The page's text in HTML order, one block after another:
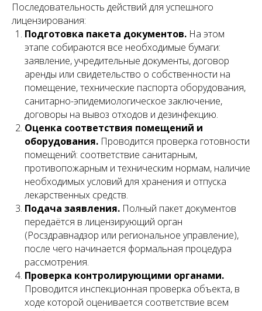
Последовательность действий для успешного
лицензирования:
Подготовка пакета документов. На этом
этапе собираются все необходимые бумаги:
заявление, учредительные документы, договор
аренды или свидетельство о собственности на
помещение, технические паспорта оборудования,
санитарно-эпидемиологическое заключение,
договоры на вывоз отходов и дезинфекцию.
Оценка соответствия помещений и
оборудования. Проводится проверка готовности
помещений: соответствие санитарным,
противопожарным и техническим нормам, наличие
необходимых условий для хранения и отпуска
лекарственных средств.
Подача заявления. Полный пакет документов
передаётся в лицензирующий орган
(Росздравнадзор или региональное управление),
после чего начинается формальная процедура
рассмотрения.
Проверка контролирующими органами.
Проводится инспекционная проверка объекта, в
ходе которой оценивается соответствие всем
Запишитесь